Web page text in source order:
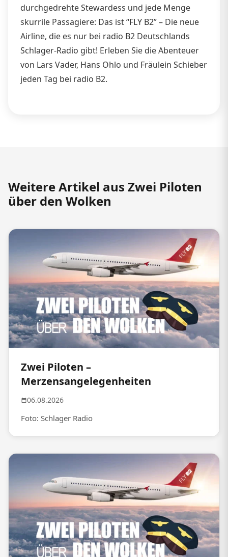
durchgedrehte Stewardess und jede Menge
skurrile Passagiere: Das ist “FLY B2” – Die neue
Airline, die es nur bei radio B2 Deutschlands
Schlager-Radio gibt! Erleben Sie die Abenteuer
von Lars Vader, Hans Ohlo und Fräulein Schieber
jeden Tag bei radio B2.
Weitere Artikel aus Zwei Piloten
über den Wolken
Zwei Piloten –
Merzensangelegenheiten
06.08.2026
Foto: Schlager Radio